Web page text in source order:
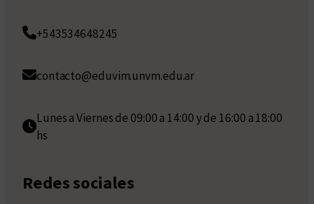
+543534648245
contacto@eduvim.unvm.edu.ar
Lunes a Viernes de 09:00 a 14:00 y de 16:00 a 18:00
hs
Redes sociales